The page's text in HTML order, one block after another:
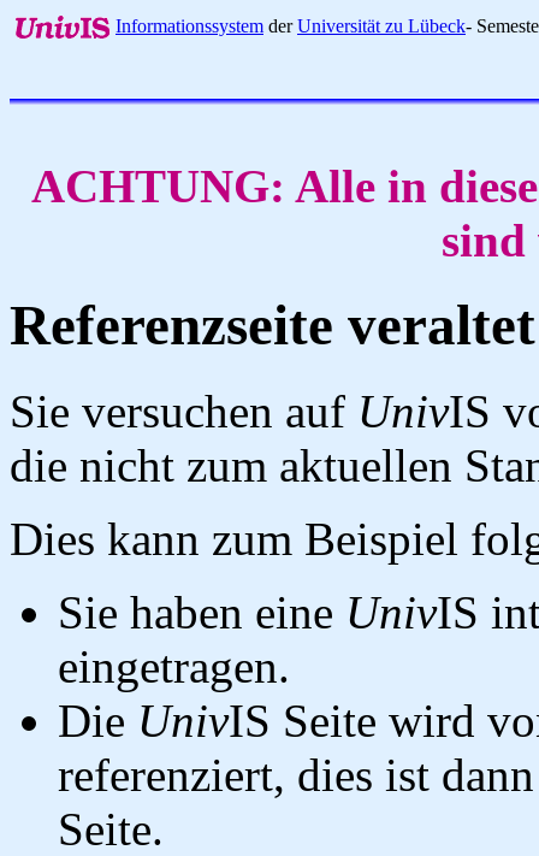
Informationssystem derUniversität zu Lübeck-
ACHTUNG: Alle in
Referenzseite veraltet
Sie versuchen auf UnivIS
die nicht zum aktuellen
Dies kann zum Beispiel
Sie haben eine UnivIS
eingetragen.
Die UnivIS Seite wird
referenziert, dies ist
Seite.